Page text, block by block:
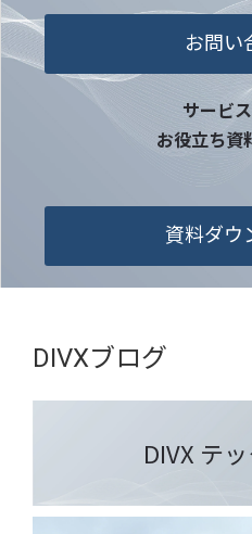
お問い
サービ
お役立ち資
資料ダウ
DIVXブログ
DIVX テ